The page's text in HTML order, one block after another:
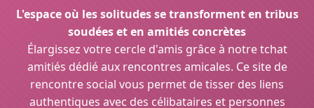
L'espace où les solitudes se transforment en tribus
soudées et en amitiés concrètes
Élargissez votre cercle d'amis grâce à notre tchat
amitiés dédié aux rencontres amicales. Ce site de
rencontre social vous permet de tisser des liens
authentiques avec des célibataires et personnes